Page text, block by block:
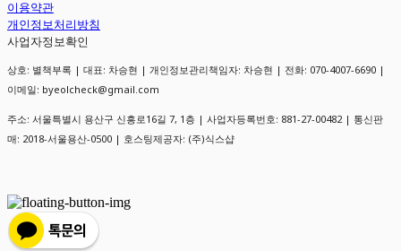
이용약관
개인정보처리방침
사업자정보확인
상호: 별책부록 | 대표: 차승현 | 개인정보관리책임자: 차승현 | 전화: 070-4007-6690 |
이메일: byeolcheck@gmail.com
주소: 서울특별시 용산구 신흥로16길 7, 1층 | 사업자등록번호: 881-27-00482 | 통신판
매: 2018-서울용산-0500 | 호스팅제공자: (주)식스샵